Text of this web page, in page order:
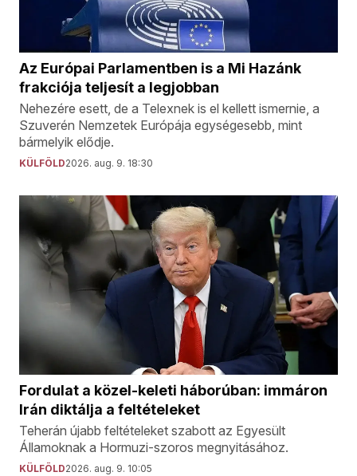
Az Európai Parlamentben is a Mi Hazánk
frakciója teljesít a legjobban
Nehezére esett, de a Telexnek is el kellett ismernie, a
Szuverén Nemzetek Európája egységesebb, mint
bármelyik elődje.
KÜLFÖLD2026. aug. 9. 18:30
Fordulat a közel-keleti háborúban: immáron
Irán diktálja a feltételeket
Teherán újabb feltételeket szabott az Egyesült
Államoknak a Hormuzi-szoros megnyitásához.
KÜLFÖLD2026. aug. 9. 10:05